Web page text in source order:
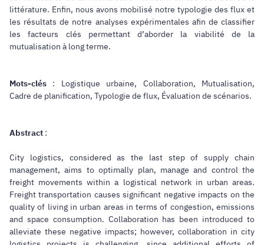
littérature. Enfin, nous avons mobilisé notre typologie des flux et
les résultats de notre analyses expérimentales afin de classifier
les facteurs clés permettant d’aborder la viabilité de la
mutualisation à long terme.
Mots-clés : Logistique urbaine, Collaboration, Mutualisation,
Cadre de planification, Typologie de flux, Évaluation de scénarios.
Abstract :
City logistics, considered as the last step of supply chain
management, aims to optimally plan, manage and control the
freight movements within a logistical network in urban areas.
Freight transportation causes significant negative impacts on the
quality of living in urban areas in terms of congestion, emissions
and space consumption. Collaboration has been introduced to
alleviate these negative impacts; however, collaboration in city